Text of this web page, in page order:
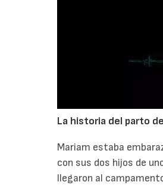
La historia del parto
Mariam estaba
con sus dos hijos de
llegaron al